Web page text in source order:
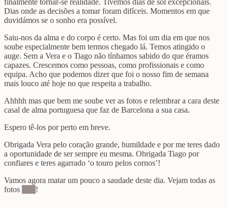
Dias onde as decisões a tomar foram difíceis. Momentos em que
duvidámos se o sonho era possível.
Saiu-nos da alma e do corpo é certo. Mas foi um dia em que nos
soube especialmente bem termos chegado lá. Temos atingido o
auge. Sem a Vera e o Tiago não tínhamos sabido do que éramos
capazes. Crescemos como pessoas, como profissionais e como
equipa. Acho que podemos dizer que foi o nosso fim de semana
mais louco até hoje no que respeita a trabalho.
Ahhhh mas que bem me soube ver as fotos e relembrar a cara deste
casal de alma portuguesa que faz de Barcelona a sua casa.
Espero tê-los por perto em breve.
Obrigada Vera pelo coração grande, humildade e por me teres dado
a oportunidade de ser sempre eu mesma. Obrigada Tiago por
confiares e teres agarrado ‘o touro pelos cornos’!
Vamos agora matar um pouco a saudade deste dia. Vejam todas as
fotos
!